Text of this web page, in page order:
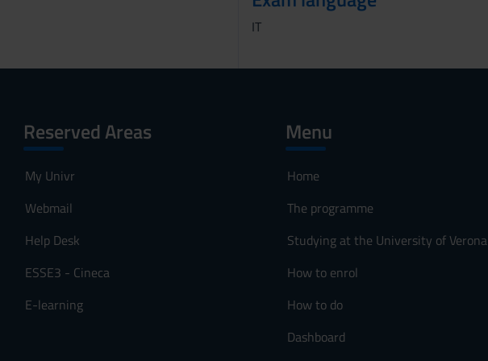
IT
Reserved Areas
My Univr
Webmail
Help Desk
ESSE3 - Cineca
E-learning
Menu
Home
The programme
Studying at the University of Verona
How to enrol
How to do
Dashboard